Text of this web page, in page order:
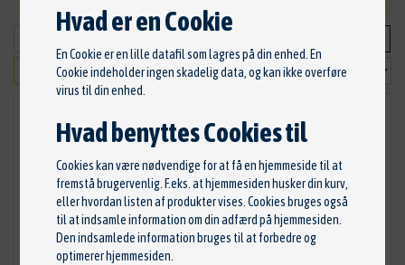
Hvad er en Cookie
En Cookie er en lille datafil som lagres på din enhed. En
Cookie indeholder ingen skadelig data, og kan ikke overføre
virus til din enhed.
Hvad benyttes Cookies til
Cookies kan være nødvendige for at få en hjemmeside til at
fremstå brugervenlig. F.eks. at hjemmesiden husker din kurv,
eller hvordan listen af produkter vises. Cookies bruges også
til at indsamle information om din adfærd på hjemmesiden.
Den indsamlede information bruges til at forbedre og
optimerer hjemmesiden.